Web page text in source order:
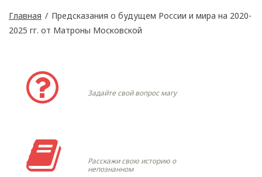
Главная / Предсказания о будущем России и мира на 2020-
2025 гг. от Матроны Московской
Задайте свой вопрос магу
Расскажи свою историю о
непознанном